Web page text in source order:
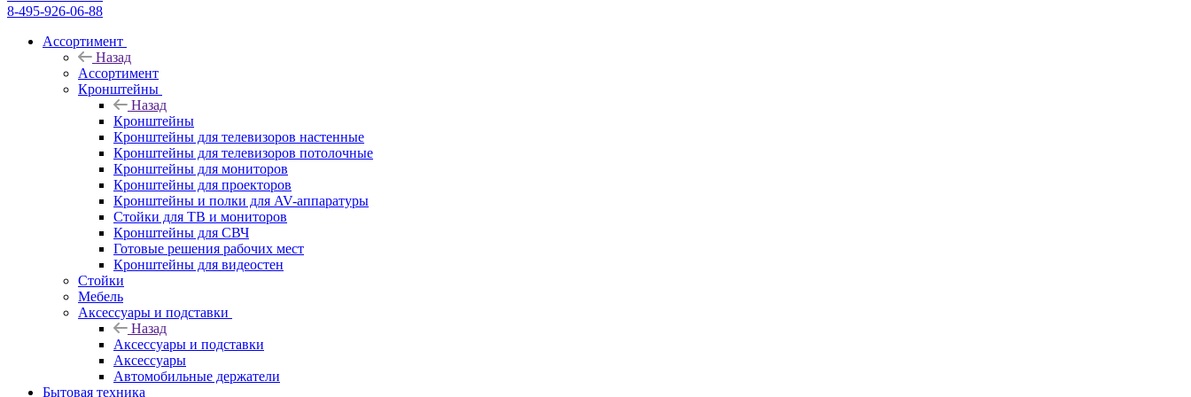
8-495-926-06-88
Ассортимент
Назад
Ассортимент
Кронштейны
Назад
Кронштейны
Кронштейны для телевизоров настенные
Кронштейны для телевизоров потолочные
Кронштейны для мониторов
Кронштейны для проекторов
Кронштейны и полки для AV-аппаратуры
Стойки для ТВ и мониторов
Кронштейны для СВЧ
Готовые решения рабочих мест
Кронштейны для видеостен
Стойки
Мебель
Аксессуары и подставки
Назад
Аксессуары и подставки
Аксессуары
Автомобильные держатели
Бытовая техника